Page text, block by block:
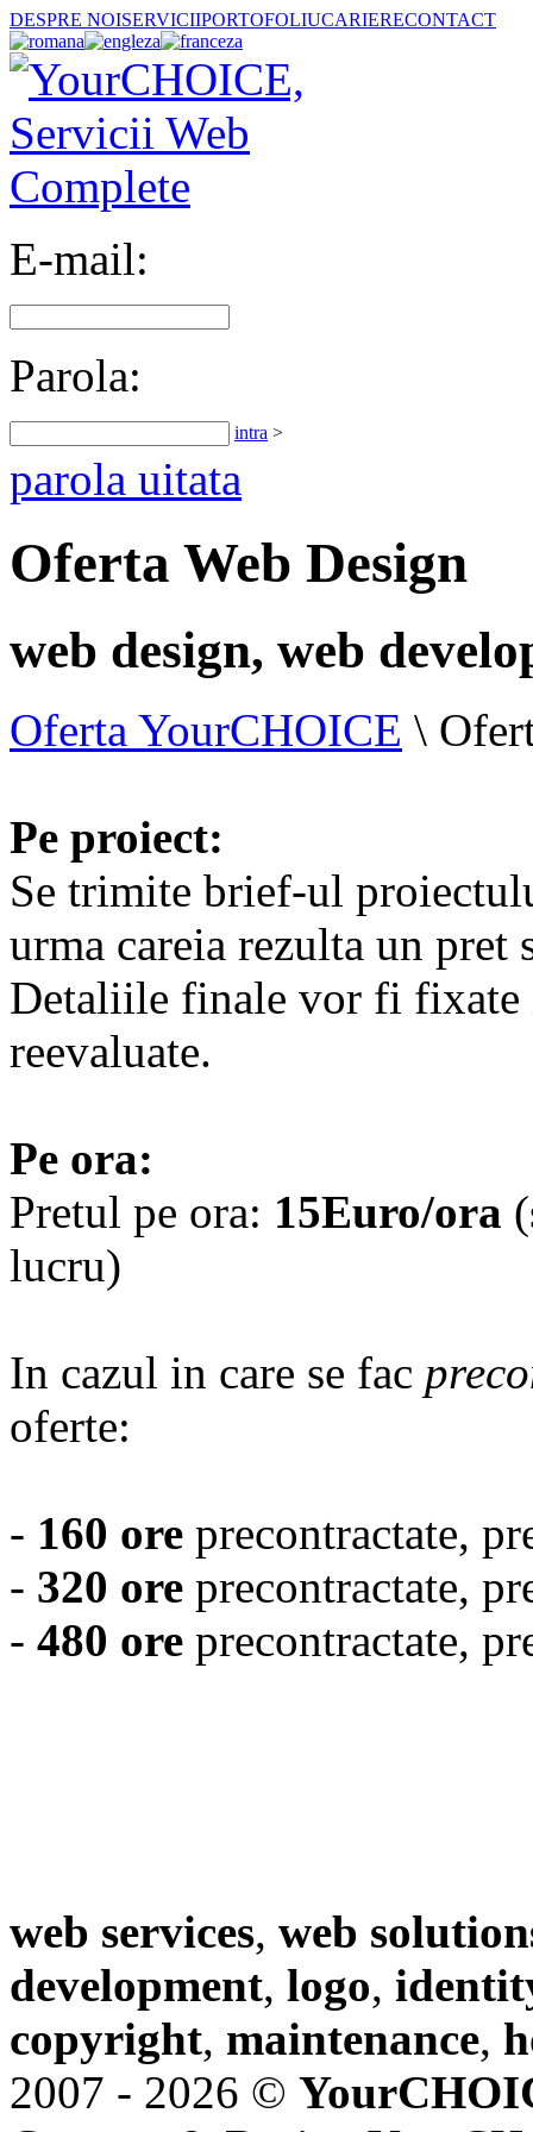
DESPRE NOISERVICIIPORTOFOLIUCARIERECONTACT
E-mail:
Parola:
intra >
parola uitata
Oferta Web Design
web design, web
Oferta YourCHOICE \
Pe proiect:
Se trimite brief-ul
urma careia rezulta un
Detaliile finale vor fi
reevaluate.
Pe ora:
Pretul pe ora: 15Euro/ora
lucru)
In cazul in care se fac
oferte:
- 160 ore precontractate,
- 320 ore precontractate,
- 480 ore precontractate,
web services, web
development, logo,
copyright, maintenance,
2007 - 2026 ©